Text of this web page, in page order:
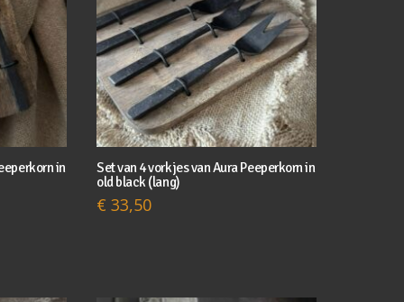
in
Set van 4 vorkjes van Aura Peeperkorn in
old black (lang)
€ 33,50